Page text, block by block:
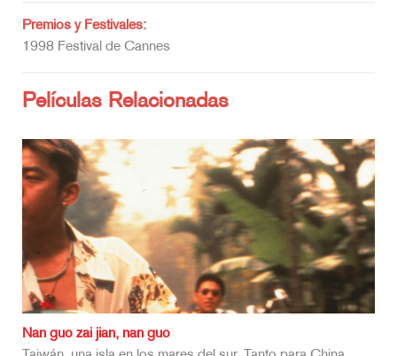
Premios y Festivales:
1998 Festival de Cannes
Películas Relacionadas
Nan guo zai jian, nan guo